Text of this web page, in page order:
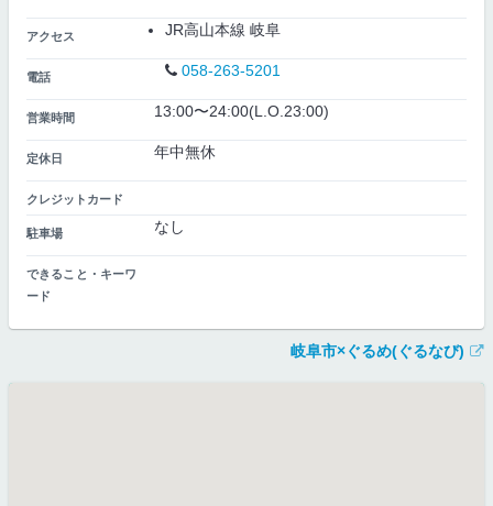
アクセス JR高山本線 岐阜
電話 058-263-5201
営業時間 13:00〜24:00(L.O.23:00)
定休日 年中無休
クレジットカード
駐車場 なし
できること・キーワ
ード
岐阜市×ぐるめ(ぐるなび)